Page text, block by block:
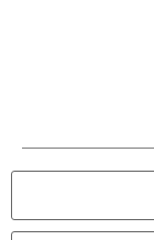
Právne
Podmienky
Imprint